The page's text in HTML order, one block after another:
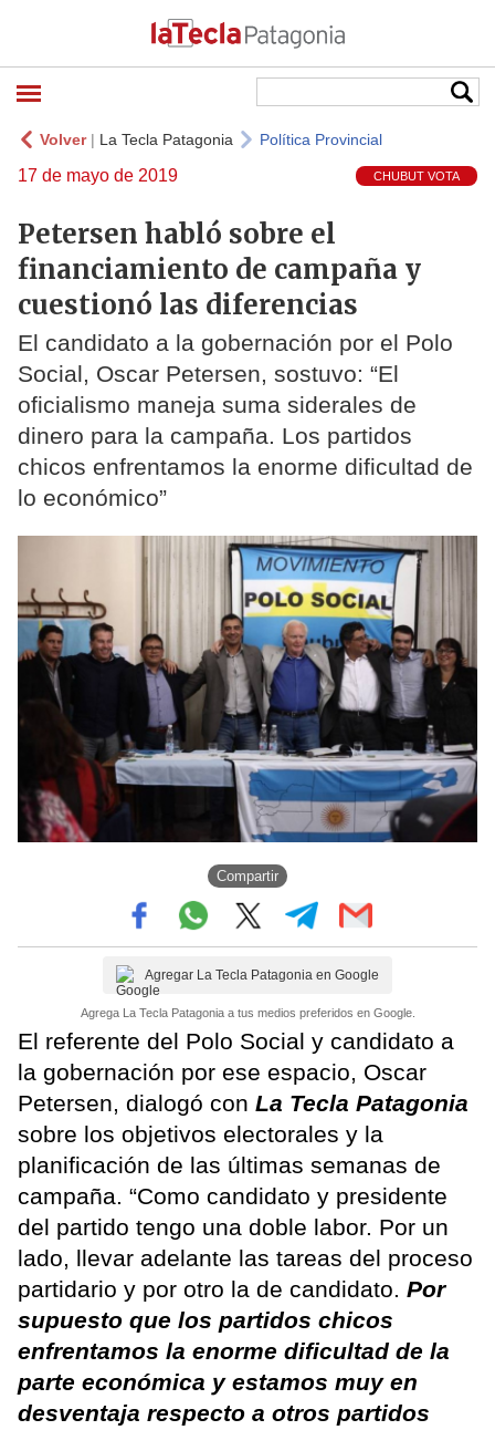
Volver| La Tecla Patagonia Política Provincial
17 de mayo de 2019 CHUBUT VOTA
Petersen habló sobre el
financiamiento de campaña y
cuestionó las diferencias
El candidato a la gobernación por el Polo
Social, Oscar Petersen, sostuvo: “El
oficialismo maneja suma siderales de
dinero para la campaña. Los partidos
chicos enfrentamos la enorme dificultad de
lo económico”
Compartir
Agregar La Tecla Patagonia en Google
Agrega La Tecla Patagonia a tus medios preferidos en Google.
El referente del Polo Social y candidato a
la gobernación por ese espacio, Oscar
Petersen, dialogó con La Tecla Patagonia
sobre los objetivos electorales y la
planificación de las últimas semanas de
campaña. “Como candidato y presidente
del partido tengo una doble labor. Por un
lado, llevar adelante las tareas del proceso
partidario y por otro la de candidato. Por
supuesto que los partidos chicos
enfrentamos la enorme dificultad de la
parte económica y estamos muy en
desventaja respecto a otros partidos